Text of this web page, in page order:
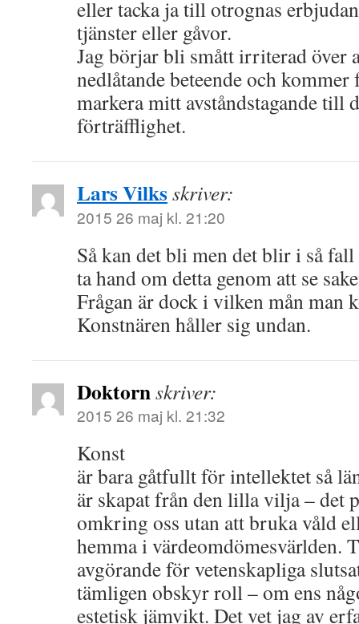
eller tacka ja till otrognas
tjänster eller gåvor.
Jag börjar bli smått irriterad över
nedlåtande beteende och
markera mitt avståndstagande till
förträfflighet.
Lars Vilksskriver:
2015 26 maj kl. 21:20
Så kan det bli men det blir i så
ta hand om detta genom att se
Frågan är dock i vilken mån man
Konstnären håller sig undan.
Doktornskriver:
2015 26 maj kl. 21:32
Konst
är bara gåtfullt för intellektet så
är skapat från den lilla vilja – det
omkring oss utan att bruka våld
hemma i värdeomdömesvärlden.
avgörande för vetenskapliga
tämligen obskyr roll – om ens
estetisk jämvikt. Det vet jag av